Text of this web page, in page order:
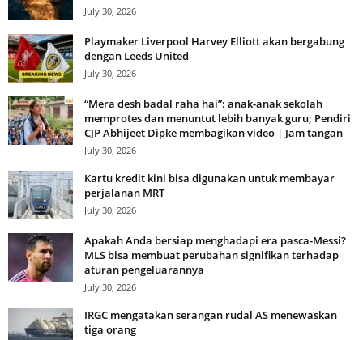
July 30, 2026
Playmaker Liverpool Harvey Elliott akan bergabung
dengan Leeds United
July 30, 2026
“Mera desh badal raha hai”: anak-anak sekolah
memprotes dan menuntut lebih banyak guru; Pendiri
CJP Abhijeet Dipke membagikan video | Jam tangan
July 30, 2026
Kartu kredit kini bisa digunakan untuk membayar
perjalanan MRT
July 30, 2026
Apakah Anda bersiap menghadapi era pasca-Messi?
MLS bisa membuat perubahan signifikan terhadap
aturan pengeluarannya
July 30, 2026
IRGC mengatakan serangan rudal AS menewaskan
tiga orang